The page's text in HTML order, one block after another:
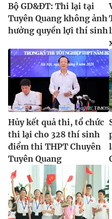
® Cấm sao chép dưới mọi
thuận bằng văn bản. Ghi rõ
thông tin từ website này.
Bộ GD&ĐT: Thi lại tại
Tuyên Quang không ảnh
hưởng quyền lợi thí sinh
Hủy kết quả thi, tổ chức
thi lại cho 328 thí sinh
điểm thi THPT Chuyên
Tuyên Quang